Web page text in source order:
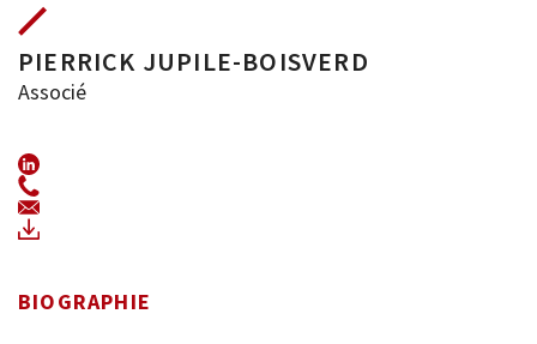
PIERRICK JUPILE-BOISVERD
Associé
BIOGRAPHIE